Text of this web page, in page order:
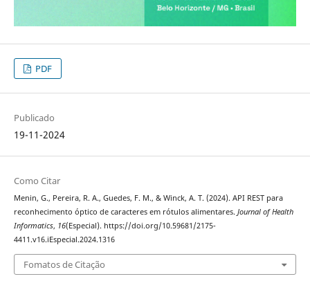
PDF
Publicado
19-11-2024
Como Citar
Menin, G., Pereira, R. A., Guedes, F. M., & Winck, A. T. (2024). API REST para
reconhecimento óptico de caracteres em rótulos alimentares. Journal of Health
Informatics, 16(Especial). https://doi.org/10.59681/2175-
4411.v16.iEspecial.2024.1316
Fomatos de Citação